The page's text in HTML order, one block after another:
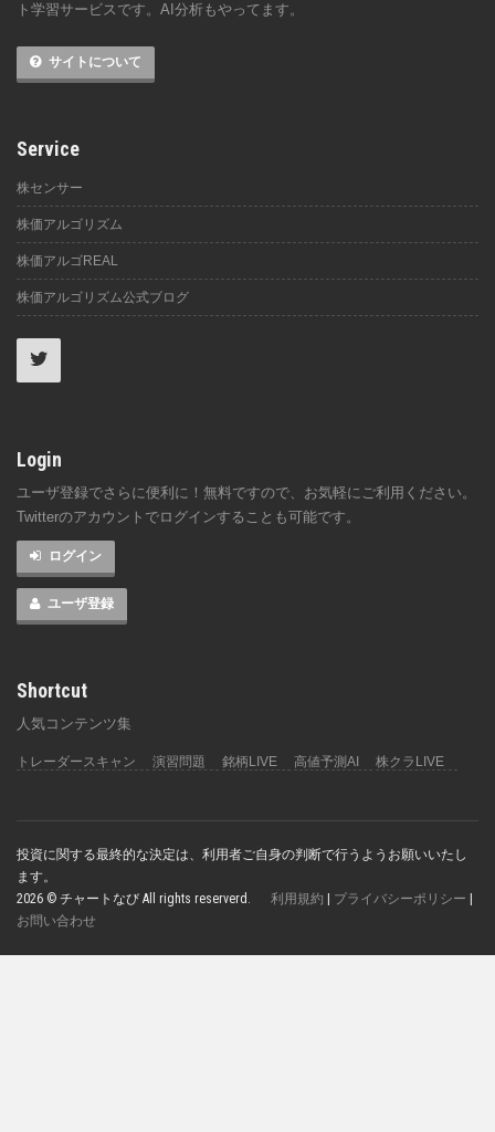
ト学習サービスです。AI分析もやってます。
サイトについて
Service
株センサー
株価アルゴリズム
株価アルゴREAL
株価アルゴリズム公式ブログ
Login
ユーザ登録でさらに便利に！無料ですので、お気軽にご利用ください。
Twitterのアカウントでログインすることも可能です。
ログイン
ユーザ登録
Shortcut
人気コンテンツ集
トレーダースキャン 演習問題 銘柄LIVE 高値予測AI 株クラLIVE
投資に関する最終的な決定は、利用者ご自身の判断で行うようお願いいたし
ます。
2026 © チャートなび All rights reserverd. 利用規約 プライバシーポリシー
お問い合わせ